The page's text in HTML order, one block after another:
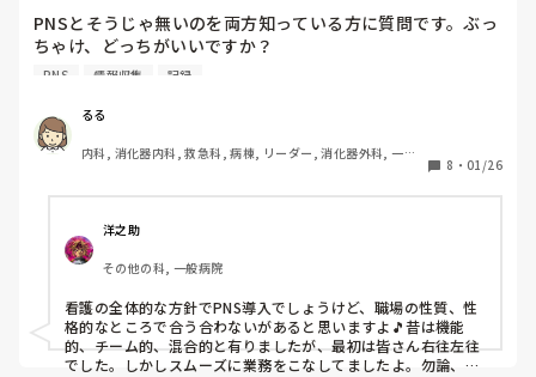
こんなバカな私をせめて笑い飛ばしてください笑
PNSとそうじゃ無いのを両方知っている方に質問です。ぶっ
ちゃけ、どっちがいいですか？
後、PNSを廃止しました。
私は、そのPNSを廃止した病棟からまだPNSをやっている病
棟に9月に異動してきました。
じざるを得ませんでした。
色々な病棟に入院したことのある患者さんも、「(私が異動
する前の病棟の方が)新人が患者から見てもよく動けてた
よ」と言っていました。
現病棟はPNSだけれども、結局は忙しくて、新人の面倒を見
てられず、清潔ケアや単純に点滴を繋げてくるなど、簡単な
仕事しか新人にさせていませんでした。PNSを廃止した病棟
では、イベントは必ずと言っていいほど新人に担当させて、
PNS 情報収集 記録
るる
内科, 消化器内科, 救急科, 病棟, リーダー, 消化器外科, 一般
8 ・ 01/26
洋之助
その他の科, 一般病院
看護の全体的な方針でPNS導入でしょうけど、職場の性質、性
格的なところで合う合わないがあると思いますよ🎵昔は機能
的、チーム的、混合的と有りましたが、最初は皆さん右往左往
でした。しかしスムーズに業務をこなしてましたよ。勿論、指